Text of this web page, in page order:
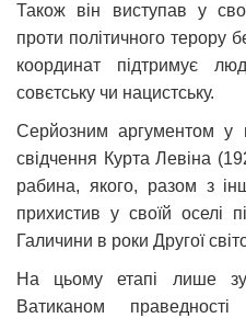
Також він виступав у
проти політичного терору
координат підтримує
совєтську чи нацистську.
Серйозним аргументом у
свідчення Курта Левіна
рабина, якого, разом з
прихистив у своїй оселі
Галичини в роки Другої
На цьому етапі лише
Ватиканом